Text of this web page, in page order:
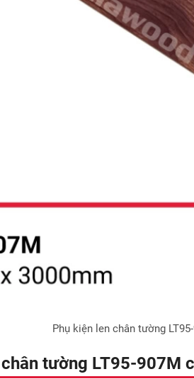
Phụ kiện len chân tường
tường LT95-907M